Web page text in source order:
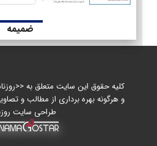
ضمیمه
کلیه حقوق این سایت متعلق به
و هرگونه بهره برداری از مطالب و
طراحی سایت